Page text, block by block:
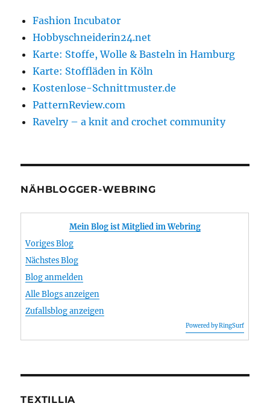
Fashion Incubator
Hobbyschneiderin24.net
Karte: Stoffe, Wolle & Basteln in Hamburg
Karte: Stoffläden in Köln
Kostenlose-Schnittmuster.de
PatternReview.com
Ravelry – a knit and crochet community
NÄHBLOGGER-WEBRING
Mein Blog ist Mitglied im Webring
Voriges Blog
Nächstes Blog
Blog anmelden
Alle Blogs anzeigen
Zufallsblog anzeigen
Powered by RingSurf
TEXTILLIA